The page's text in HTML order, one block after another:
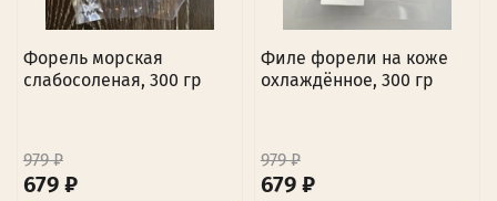
Форель морская
слабосоленая, 300 гр
979 ₽
679 ₽
Филе форели на коже
охлаждённое, 300 гр
979 ₽
679 ₽